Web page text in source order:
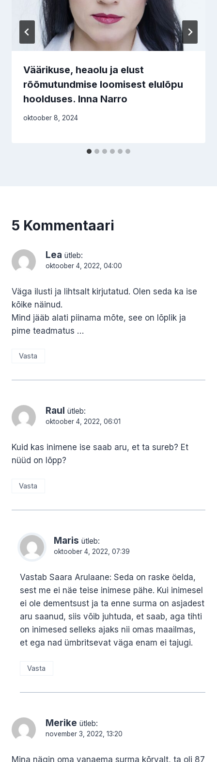
Väärikuse, heaolu ja elust
rõõmutundmise loomisest elulõpu
hoolduses. Inna Narro
oktoober 8, 2024
5 Kommentaari
Lea ütleb:
oktoober 4, 2022, 04:00
Väga ilusti ja lihtsalt kirjutatud. Olen seda ka ise
kõike näinud.
Mind jääb alati piinama mõte, see on lõplik ja
pime teadmatus …
Vasta
Raul ütleb:
oktoober 4, 2022, 06:01
Kuid kas inimene ise saab aru, et ta sureb? Et
nüüd on lõpp?
Vasta
Maris ütleb:
oktoober 4, 2022, 07:39
Vastab Saara Arulaane: Seda on raske öelda,
sest me ei näe teise inimese pähe. Kui inimesel
ei ole dementsust ja ta enne surma on asjadest
aru saanud, siis võib juhtuda, et saab, aga tihti
on inimesed selleks ajaks nii omas maailmas,
et ega nad ümbritsevat väga enam ei tajugi.
Vasta
Merike ütleb:
november 3, 2022, 13:20
Mina nägin oma vanaema surma kõrvalt, ta oli 87